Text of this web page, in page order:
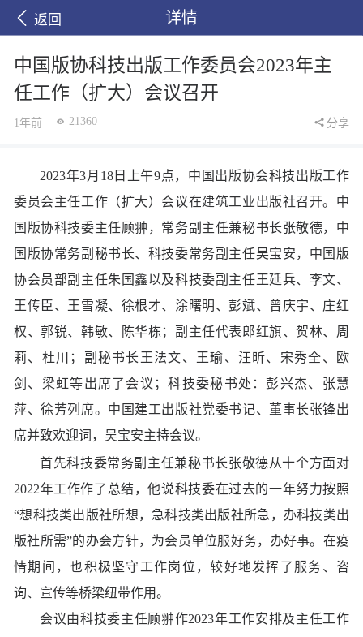
返回 详情
中国版协科技出版工作委员会2023年主
任工作（扩大）会议召开
1年前 21360 分享
2023年3月18日上午9点，中国出版协会科技出版工作
委员会主任工作（扩大）会议在建筑工业出版社召开。中
国版协科技委主任顾翀，常务副主任兼秘书长张敬德，中
国版协常务副秘书长、科技委常务副主任吴宝安，中国版
协会员部副主任朱国鑫以及科技委副主任王延兵、李文、
王传臣、王雪凝、徐根才、涂曙明、彭斌、曾庆宇、庄红
权、郭锐、韩敏、陈华栋；副主任代表郎红旗、贺林、周
莉、杜川；副秘书长王法文、王瑜、汪昕、宋秀全、欧
剑、梁虹等出席了会议；科技委秘书处：彭兴杰、张慧
萍、徐芳列席。中国建工出版社党委书记、董事长张锋出
席并致欢迎词，吴宝安主持会议。
首先科技委常务副主任兼秘书长张敬德从十个方面对
2022年工作作了总结，他说科技委在过去的一年努力按照
“想科技类出版社所想，急科技类出版社所急，办科技类出
版社所需”的办会方针，为会员单位服好务，办好事。在疫
情期间，也积极坚守工作岗位，较好地发挥了服务、咨
询、宣传等桥梁纽带作用。
会议由科技委主任顾翀作2023年工作安排及主任工作